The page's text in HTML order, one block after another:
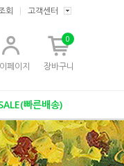
회 고객센터
페이지 장바구니
0
빠른배송)